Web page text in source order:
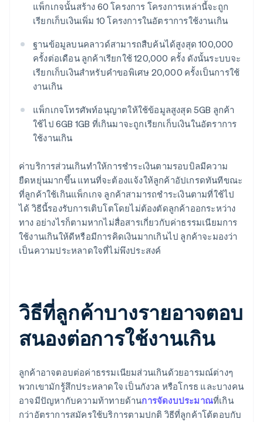
แพ็กเกจนั้นสร้าง 60 โครงการ โครงการเหล่านี้จะถูก
เรียกเก็บเงินเพิ่ม 10 โครงการในอัตราการใช้งานเกิน
ฐานข้อมูลบนคลาวด์สามารถสืบค้นได้สูงสุด 100,000
ครั้งต่อเดือน ลูกค้าเรียกใช้ 120,000 ครั้ง ดังนั้นระบบจะ
เรียกเก็บเงินสำหรับคําขอพิเศษ 20,000 ครั้งเป็นการใช้
งานเกิน
แพ็กเกจโทรศัพท์อนุญาตให้ใช้ข้อมูลสูงสุด 5GB ลูกค้า
ใช้ไป 6GB 1GB ที่เกินมาจะถูกเรียกเก็บเงินในอัตราการ
ใช้งานเกิน
ค่าบริการส่วนเกินทําให้การชําระเงินตามรอบบิลมีความ
ยืดหยุ่นมากขึ้น แทนที่จะต้องแจ้งให้ลูกค้าอัปเกรดทันทีขณะ
ที่ลูกค้าใช้เกินแพ็กเกจ ลูกค้าสามารถชําระเงินตามที่ใช้ไป
ได้ วิธีนี้รองรับการเติบโตโดยไม่ต้องตัดลูกค้าออกระหว่าง
ทาง อย่างไรก็ตามหากไม่สื่อสารเกี่ยวกับค่าธรรมเนียมการ
ใช้งานเกินให้ดีหรือมีการคิดเงินมากเกินไป ลูกค้าจะมองว่า
เป็นความประหลาดใจที่ไม่พึงประสงค์
วิธีที่ลูกค้าบางรายอาจตอบ
สนองต่อการใช้งานเกิน
ลูกค้าอาจตอบต่อค่าธรรมเนียมส่วนเกินด้วยอารมณ์ต่างๆ
พวกเขามักรู้สึกประหลาดใจ เป็นกังวล หรือโกรธ และบางคน
อาจมีปัญหากับความท้าทายด้านการจัดงบประมาณที่เกิน
กว่าอัตราการสมัครใช้บริการตามปกติ วิธีที่ลูกค้าโต้ตอบกับ